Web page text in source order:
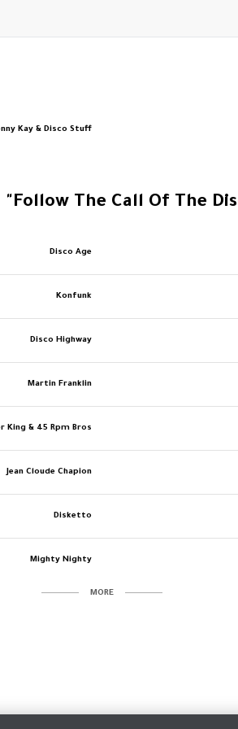
Kay & Disco Stuff
Disco Age
Konfunk
Disco Highway
Martin Franklin
King & 45 Rpm Bros
Jean Cloude Chapion
Disketto
Mighty Nighty
MORE